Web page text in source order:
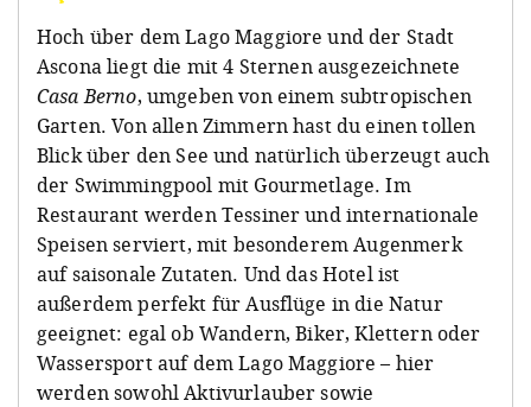
Hoch über dem Lago Maggiore und der Stadt
Ascona liegt die mit 4 Sternen ausgezeichnete
Casa Berno, umgeben von einem subtropischen
Garten. Von allen Zimmern hast du einen tollen
Blick über den See und natürlich überzeugt auch
der Swimmingpool mit Gourmetlage. Im
Restaurant werden Tessiner und internationale
Speisen serviert, mit besonderem Augenmerk
auf saisonale Zutaten. Und das Hotel ist
außerdem perfekt für Ausflüge in die Natur
geeignet: egal ob Wandern, Biker, Klettern oder
Wassersport auf dem Lago Maggiore – hier
werden sowohl Aktivurlauber sowie